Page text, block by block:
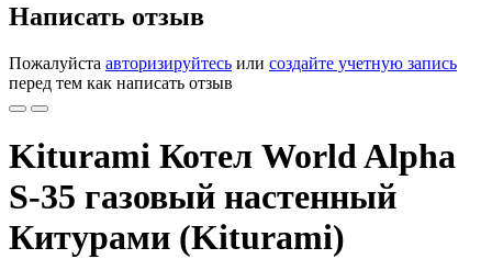
Написать отзыв
Пожалуйста авторизируйтесь или создайте учетную запись
перед тем как написать отзыв
Kiturami Котел World Alpha
S-35 газовый настенный
Китурами (Kiturami)